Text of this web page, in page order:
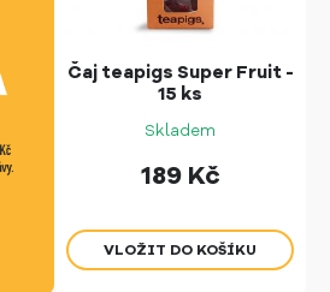
Čaj teapigs Super Fruit -
15 ks
Skladem
189 Kč